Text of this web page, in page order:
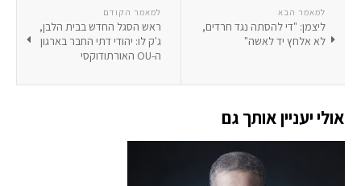
למאמר הקודם
ראש הסגל החדש בבית הלבן,
ג'ק לו: יהודי דתי החבר בארגון
ה-OU האורתודוקסי
למאמר הבא
ליצמן: "די להסתה נגד חרדים,
לא אלחץ יד לאשה"
אולי יעניין אותך גם